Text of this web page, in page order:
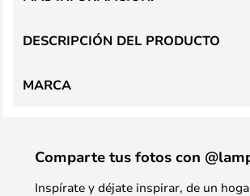
DESCRIPCIÓN DEL PRODUCTO
MARCA
Comparte tus fotos con
Inspírate y déjate inspirar, de un